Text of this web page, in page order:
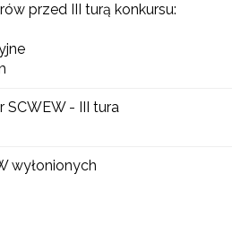
uczennic i uczniów zdolnych"
przed III turą konkursu:
SCWEW - III tura
wyłonionych